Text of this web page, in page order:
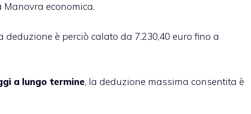
economica.
deduzione è perciò calato da 7.230,40 euro fino a
a lungo termine, la deduzione massima consentita è